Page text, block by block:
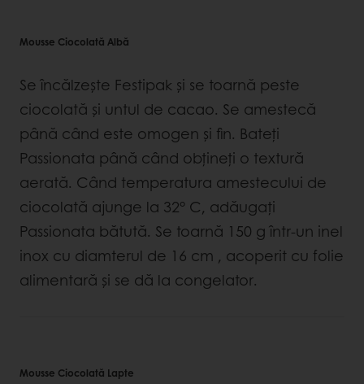
Mousse Ciocolată Albă
Se încălzește Festipak și se toarnă peste
ciocolată și untul de cacao. Se amestecă
până când este omogen și fin. Bateți
Passionata până când obțineți o textură
aerată. Când temperatura amestecului de
ciocolată ajunge la 32° C, adăugați
Passionata bătută. Se toarnă 150 g într-un inel
inox cu diamterul de 16 cm , acoperit cu folie
alimentară și se dă la congelator.
Mousse Ciocolată Lapte